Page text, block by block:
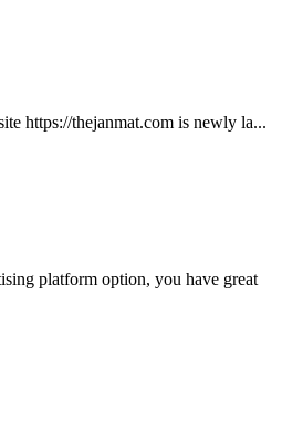
https://thejanmat.com is newly la...
platform option, you have great